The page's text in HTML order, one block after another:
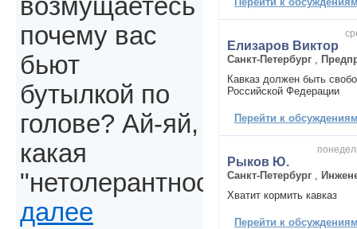
Елизаров Виктор
Санкт-Петербург
Кавказ должен быть
Российской Федерации
Перейти к
Рыков Ю.
Санкт-Петербург
Хватит кормить кавказ
Перейти к
возмущаетесь
почему вас
бьют
бутылкой по
голове? Ай-яй,
какая
"нетолерантность".
далее